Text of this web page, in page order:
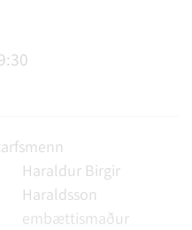
Haraldur Birgir
Haraldsson
embættismaður